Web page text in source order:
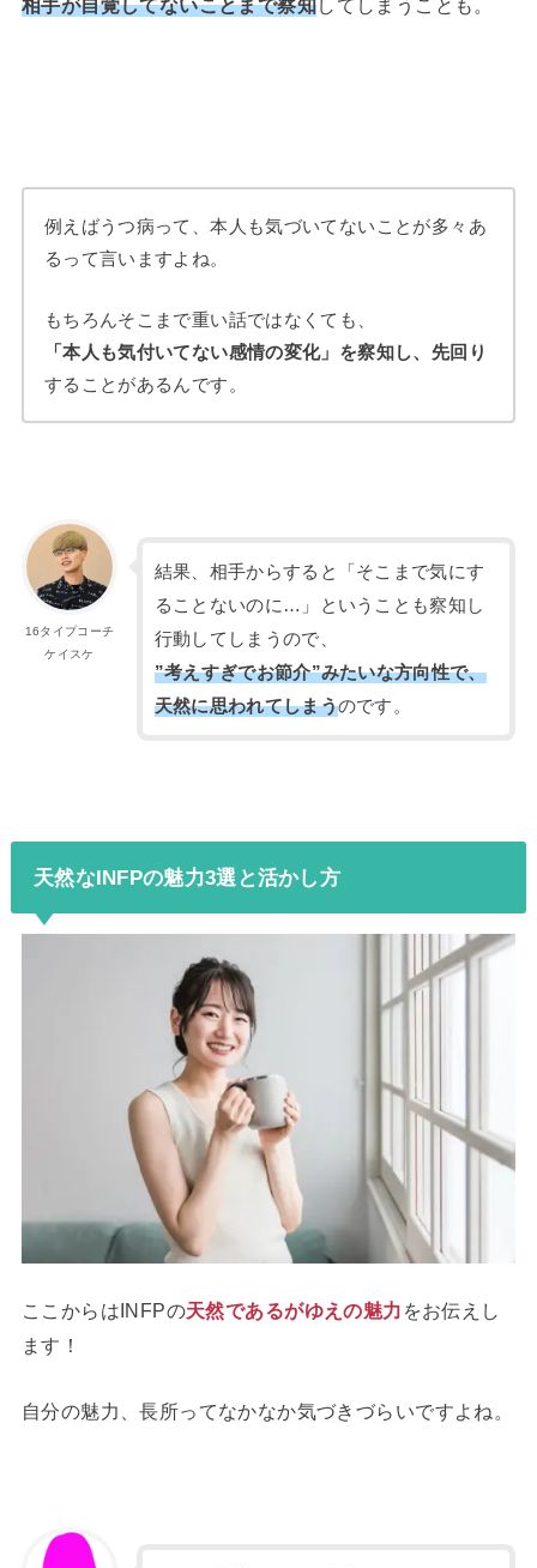
相手が自覚してないことまで察知してしまうことも。
例えばうつ病って、本人も気づいてないことが多々あ
るって言いますよね。
もちろんそこまで重い話ではなくても、
「本人も気付いてない感情の変化」を察知し、先回り
することがあるんです。
16タイプコーチ
ケイスケ
結果、相手からすると「そこまで気にす
ることないのに…」ということも察知し
行動してしまうので、
”考えすぎでお節介”みたいな方向性で、
天然に思われてしまうのです。
天然なINFPの魅力3選と活かし方
ここからはINFPの天然であるがゆえの魅力 をお伝えし
ます！
自分の魅力、長所ってなかなか気づきづらいですよね。